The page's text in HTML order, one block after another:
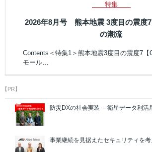
特集
2026年8月号 熊本地震 3度目の震度
の潮流
Contents＜特集1＞熊本地震3度目の震度7【
モール…
【PR】
防災DXの社会実装 －衛星データ利活
事業継続を見据えたセキュリティを考